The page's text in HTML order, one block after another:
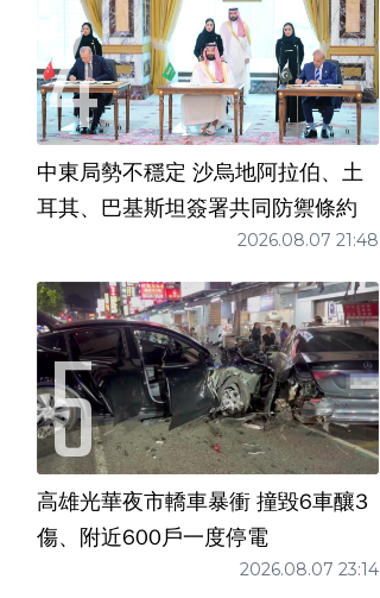
中東局勢不穩定 沙烏地阿拉伯、土
耳其、巴基斯坦簽署共同防禦條約
2026.08.07 21:48
高雄光華夜市轎車暴衝 撞毀6車釀3
傷、附近600戶一度停電
2026.08.07 23:14